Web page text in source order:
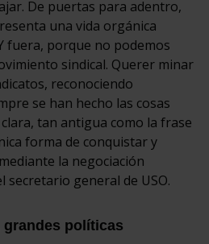
De puertas para adentro,
una vida orgánica
fuera, porque no podemos
sindical. Querer minar
reconociendo
se han hecho las cosas
tan antigua como la frase
forma de conquistar y
la negociación
secretario general de USO.
grandes políticas